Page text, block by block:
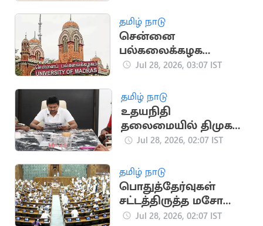
குவிப்பு
தமிழ் நாடு
சென்னை
பல்கலைக்கழக
பதிவாளர் பணி
கூட்டத்தில் முடிவு
Jul 28, 2026, 03:07 IST
தமிழ் நாடு
உதயநிதி
தலைமையில் திமுக
MLAக்கள் கூட்டம்
Jul 28, 2026, 02:07 IST
தமிழ் நாடு
பொதுத்தேர்வுகள்
சட்டத்திருத்த மசோதா
மீது இன்று விவாதம்
Jul 28, 2026, 02:07 IST